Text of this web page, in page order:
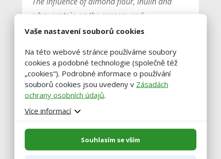
whey protein on the sensory and
microbiological quality of goat milk yogurt
MAZZAGLIA, Agata, Veronika LEGAROVÁ,
Rossella GIAQUINTA, Carmela Maria
LANZA a Cristina RESTUCCIA. The
influence of almond flour, inulin and whey
protein on the sensory and
microbiological quality of goat milk
yogurt. LWT [online]. 2020, 124 [cit. 2020-
Vaše nastavení souborů cookies
Na této webové stránce používáme soubory
cookies a podobné technologie (společně též
„cookies“). Podrobné informace o používání
souborů cookies jsou uvedeny v Zásadách
ochrany osobních údajů.
Více informací
Souhlasím se vším